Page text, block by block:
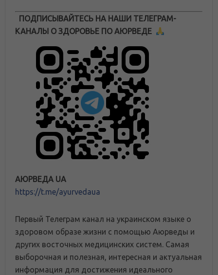
ПОДПИСЫВАЙТЕСЬ НА НАШИ ТЕЛЕГРАМ-
КАНАЛЫ О ЗДОРОВЬЕ ПО АЮРВЕДЕ
АЮРВЕДА UA
https://t.me/ayurvedaua
Первый Телеграм канал на украинском языке о
здоровом образе жизни с помощью Аюрведы и
других восточных медицинских систем. Самая
выборочная и полезная, интересная и актуальная
информация для достижения идеального